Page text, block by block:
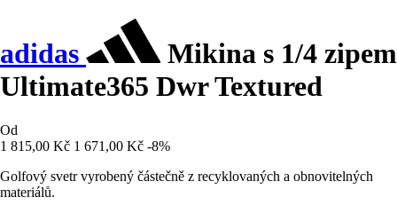
adidas
Mikina s 1/4 zipem
Ultimate365 Dwr Textured
Od
1 815,00 Kč 1 671,00 Kč -8%
Golfový svetr vyrobený částečně z recyklovaných a obnovitelných
materiálů.